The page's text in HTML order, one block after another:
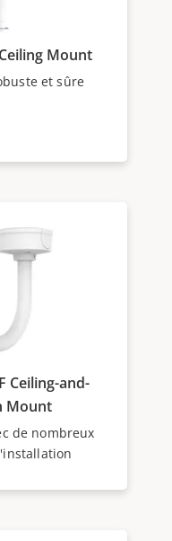
Mount
et sûre
Ceiling-and-
Mount
de nombreux